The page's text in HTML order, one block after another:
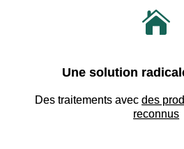

Une solution
Des traitements avec des
reconnus